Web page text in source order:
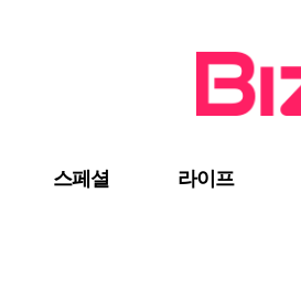
스페셜 라이프